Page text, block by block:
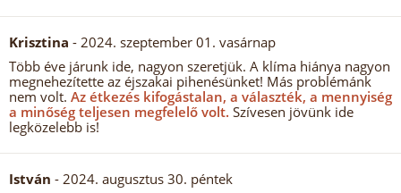
Krisztina - 2024. szeptember 01. vasárnap
Több éve járunk ide, nagyon szeretjük. A klíma hiánya nagyon
megnehezítette az éjszakai pihenésünket! Más problémánk
nem volt. Az étkezés kifogástalan, a választék, a mennyiség
a minőség teljesen megfelelő volt. Szívesen jövünk ide
legközelebb is!
István - 2024. augusztus 30. péntek